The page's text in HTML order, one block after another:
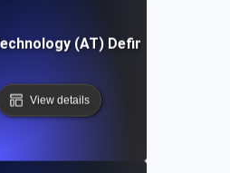
(AT) Definition
View details